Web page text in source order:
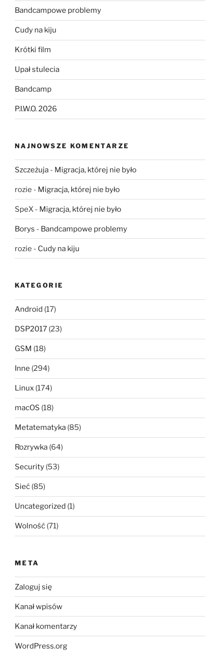
Bandcampowe problemy
Cudy na kiju
Krótki film
Upał stulecia
Bandcamp
P.I.W.O. 2026
NAJNOWSZE KOMENTARZE
Szczeżuja - Migracja, której nie było
rozie - Migracja, której nie było
SpeX - Migracja, której nie było
Borys - Bandcampowe problemy
rozie - Cudy na kiju
KATEGORIE
Android (17)
DSP2017 (23)
GSM (18)
Inne (294)
Linux (174)
macOS (18)
Metatematyka (85)
Rozrywka (64)
Security (53)
Sieć (85)
Uncategorized (1)
Wolność (71)
META
Zaloguj się
Kanał wpisów
Kanał komentarzy
WordPress.org